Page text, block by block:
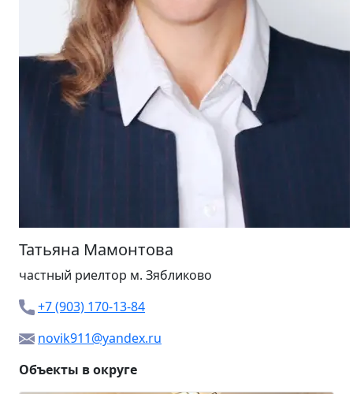
Татьяна Мамонтова
частный риелтор м. Зябликово
+7 (903) 170-13-84
novik911@yandex.ru
Объекты в округе